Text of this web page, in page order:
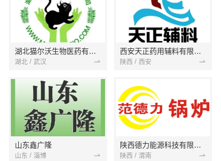
湖北猫尔沃生物医药有限公司
湖北 / 武汉
西安天正药用辅料有限公司
陕西 / 西安
山东鑫广隆
山东 / 淄博
陕西德力能源科技有限责任公司
陕西 / 渭南